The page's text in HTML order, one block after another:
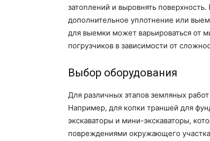
затоплений и выровнять
дополнительное уплотнение или
для выемки может варьироваться от
погрузчиков в зависимости от
Выбор оборудования
Для различных этапов земляных
Например, для копки траншей для
экскаваторы и мини-экскаваторы,
повреждениями окружающего